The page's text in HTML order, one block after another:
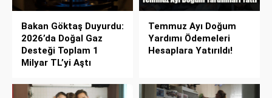
Bakan Göktaş Duyurdu:
2026’da Doğal Gaz
Desteği Toplam 1
Milyar TL’yi Aştı
Temmuz Ayı Doğum
Yardımı Ödemeleri
Hesaplara Yatırıldı!